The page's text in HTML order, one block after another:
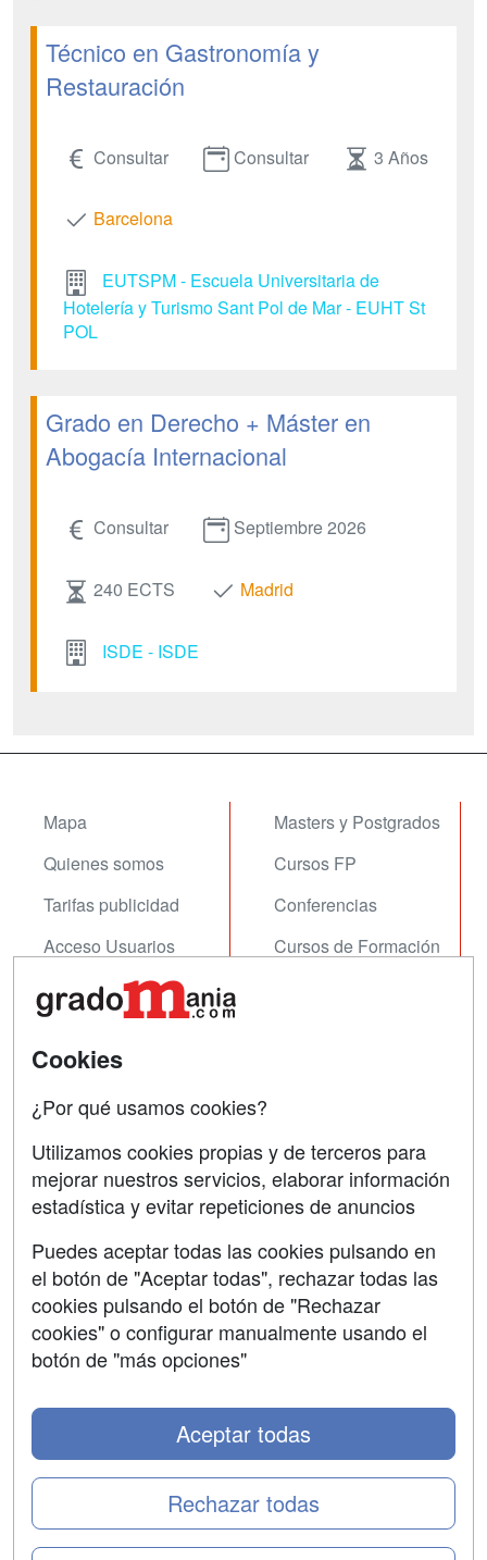
Técnico en Gastronomía y
Restauración
Consultar Consultar 3 Años
Barcelona
EUTSPM - Escuela Universitaria de
Hotelería y Turismo Sant Pol de Mar - EUHT St
POL
Grado en Derecho + Máster en
Abogacía Internacional
Consultar Septiembre 2026
240 ECTS Madrid
ISDE - ISDE
Mapa
Quienes somos
Tarifas publicidad
Acceso Usuarios
Acceso Centros
Masters y Postgrados
Cursos FP
Conferencias
Cursos de Formación
Contactar
Copyleft
Grupo formazion:
Copyright 2000-2026 Formazion Web, S.L. - Calle
Cookies
¿Por qué usamos cookies?
Utilizamos cookies propias y de terceros para
mejorar nuestros servicios, elaborar información
estadística y evitar repeticiones de anuncios
Puedes aceptar todas las cookies pulsando en
el botón de "Aceptar todas", rechazar todas las
cookies pulsando el botón de "Rechazar
cookies" o configurar manualmente usando el
botón de "más opciones"
Rechazar todas
Aceptar todas